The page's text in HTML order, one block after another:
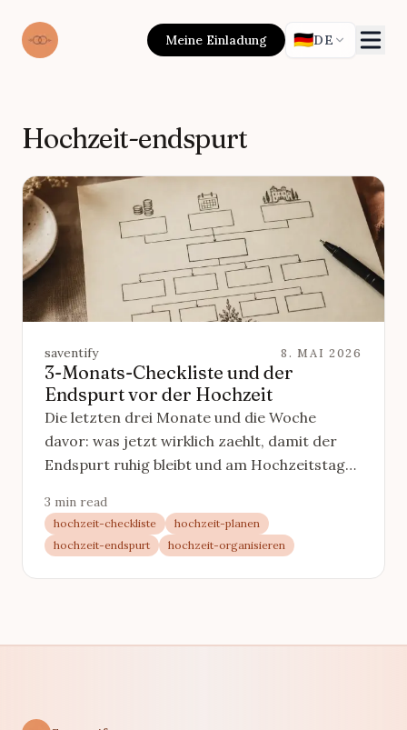
Meine Einladung 🇩🇪DE
Hochzeit-endspurt
saventify 8. MAI 2026
3-Monats-Checkliste und der
Endspurt vor der Hochzeit
Die letzten drei Monate und die Woche
davor: was jetzt wirklich zaehlt, damit der
Endspurt ruhig bleibt und am Hochzeitstag
3 min read
hochzeit-checkliste
hochzeit-planen
hochzeit-endspurt
hochzeit-organisieren